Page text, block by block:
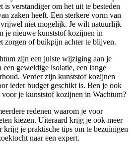
is verstandiger om het uit te besteden
zaken heeft. Een sterkere vorm van
niet mogelijk. Je wilt natuurlijk
je nieuwe kunststof kozijnen in
zorgen of buikpijn achter te blijven.
zijn een juiste wijziging aan je
geweldige isolatie, een lange
Verder zijn kunststof kozijnen
ieder budget geschikt is. Ben je ook
voor je kunststof kozijnen in Wachtum?
redenen waarom je voor
kiezen. Uiteraard krijg je ook meer
krijg je praktische tips om te bezuinigen
naar een expert.